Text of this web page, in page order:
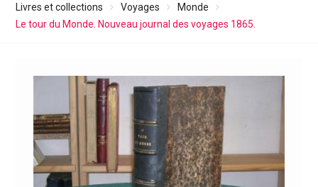
Livres et collections Voyages
Monde
Le tour du Monde. Nouveau journal des voyages 1865.